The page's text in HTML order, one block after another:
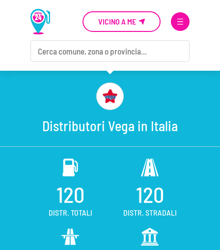
VICINO A ME
Distributori Vega in Italia
120
DISTR. TOTALI
120
DISTR. STRADALI